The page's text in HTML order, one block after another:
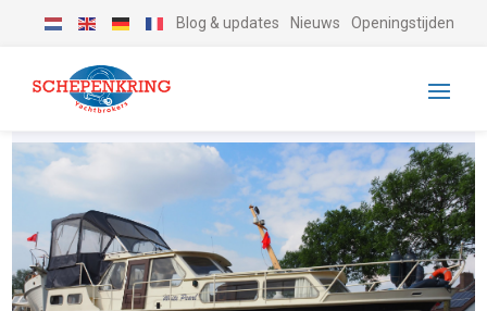
Blog & updates Nieuws Openingstijden